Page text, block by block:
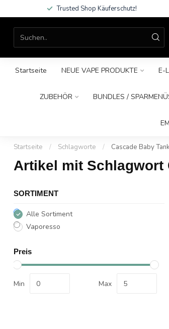
Trusted Shop Käuferschutz!
Startseite NEUE VAPE PRODUKTE E-
ZUBEHÖR BUNDLES /
Startseite / Schlagworte / Cascade Baby
Artikel mit Schlagwort
SORTIMENT
Alle Sortiment
Vaporesso
Preis
Min Max